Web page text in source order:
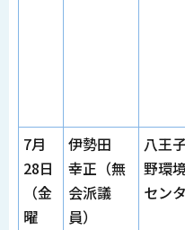
7月
28日
（金
曜
伊勢田
幸正（無
会派議
員）
八王
野環
セン